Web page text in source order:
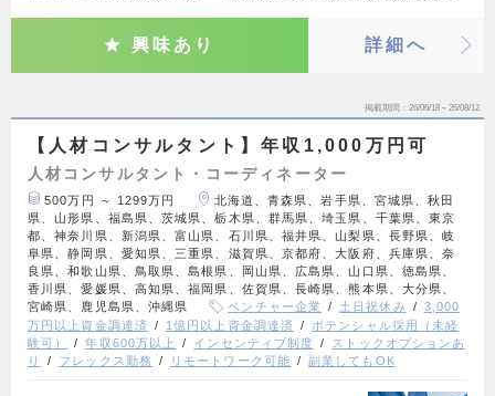
興味あり 詳細へ
掲載期間 26/06/18～26/08/12
【人材コンサルタント】年収1,000万円可
人材コンサルタント・コーディネーター
500万円 ～ 1299万円
北海道、青森県、岩手県、宮城県、秋田
県、山形県、福島県、茨城県、栃木県、群馬県、埼玉県、千葉県、東京
都、神奈川県、新潟県、富山県、石川県、福井県、山梨県、長野県、岐
阜県、静岡県、愛知県、三重県、滋賀県、京都府、大阪府、兵庫県、奈
良県、和歌山県、鳥取県、島根県、岡山県、広島県、山口県、徳島県、
香川県、愛媛県、高知県、福岡県、佐賀県、長崎県、熊本県、大分県、
宮崎県、鹿児島県、沖縄県
ベンチャー企業 土日祝休み
3,000
万円以上資金調達済
1億円以上資金調達済
ポテンシャル採用（未経
験可）
年収600万以上 インセンティブ制度
ストックオプションあ
り
フレックス勤務 リモートワーク可能 副業してもOK